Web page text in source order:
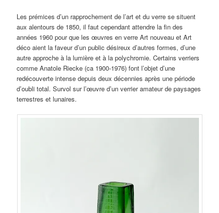
Les prémices d’un rapprochement de l’art et du verre se situent
aux alentours de 1850, il faut cependant attendre la fin des
années 1960 pour que les œuvres en verre Art nouveau et Art
déco aient la faveur d’un public désireux d’autres formes, d’une
autre approche à la lumière et à la polychromie. Certains verriers
comme Anatole Riecke (ca 1900-1976) font l’objet d’une
redécouverte intense depuis deux décennies après une période
d’oubli total. Survol sur l’œuvre d’un verrier amateur de paysages
terrestres et lunaires.